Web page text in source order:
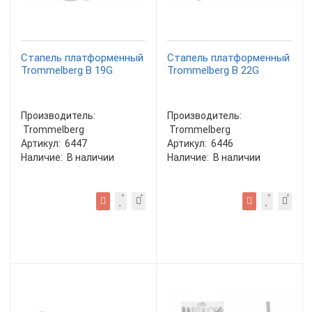
Стапель платформенный
Trommelberg B 19G
Производитель:
Trommelberg
Артикул: 6447
Наличие: В наличии
Стапель платформенный
Trommelberg B 22G
Производитель:
Trommelberg
Артикул: 6446
Наличие: В наличии